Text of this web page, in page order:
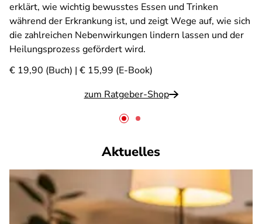
erklärt, wie wichtig bewusstes Essen und Trinken
während der Erkrankung ist, und zeigt Wege auf, wie sich
die zahlreichen Nebenwirkungen lindern lassen und der
Heilungsprozess gefördert wird.
€ 19,90 (Buch) | € 15,99 (E-Book)
zum Ratgeber-Shop
Aktuelles